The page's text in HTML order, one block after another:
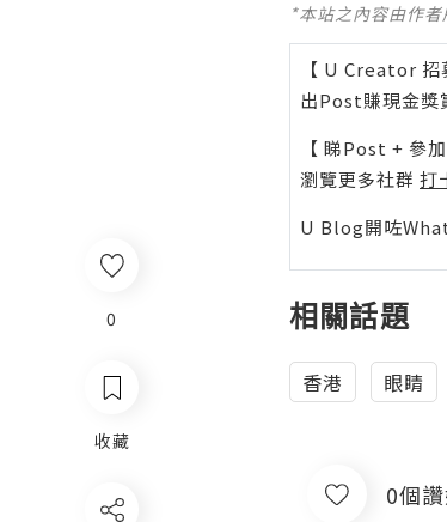
0
收藏
*本站之內容由作
【 U Creator 招
出Post賺現金獎
【 睇Post + 參
瀏覽更多社群 打
U Blog開咗
相關話題
香港 眼睛
0個